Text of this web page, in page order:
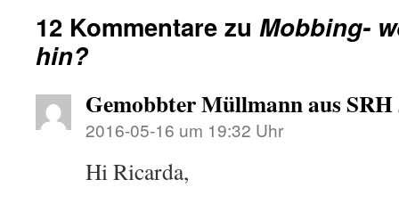
12 Kommentare zu Mobbing-
hin?
Gemobbter Müllmann aus SRH
2016-05-16 um 19:32 Uhr
Hi Ricarda,